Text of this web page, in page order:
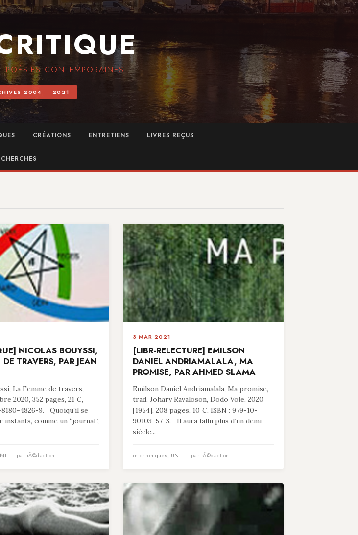
POÉSIES CONTEMPORAINES
2004 — 2021
CRÉATIONS ENTRETIENS LIVRES REÇUS
NICOLAS BOUYSSI,
TRAVERS, PAR JEAN
La Femme de travers,
2020, 352 pages, 21 €,
4826-9. Quoiqu’il se
instants, comme un “journal”,
— par rÃ©daction
3 MAR 2021
[LIBR-RELECTURE] EMILSON
DANIEL ANDRIAMALALA, MA
PROMISE, PAR AHMED SLAMA
Emilson Daniel Andriamalala, Ma promise,
trad. Johary Ravaloson, Dodo Vole, 2020
[1954], 208 pages, 10 €, ISBN : 979-10-
90103-57-3. Il aura fallu plus d’un demi-
siècle...
in chroniques, UNE — par rÃ©daction